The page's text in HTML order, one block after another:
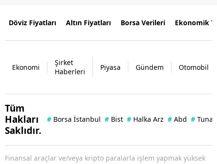
Döviz Fiyatları Altın Fiyatları Borsa Verileri Ekonomik
Ekonomi
Şirket
Haberleri
Piyasa Gündem Otomobil
Tüm
Hakları
Saklıdır.
# Borsa İstanbul # Bist # Halka Arz # Abd # Tuna
Finansal araçlar ve/veya kripto paralarla işlem yapmak yüksek